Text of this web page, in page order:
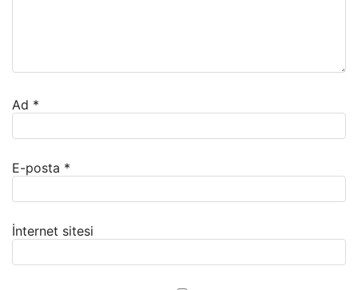
Ad *
E-posta *
İnternet sitesi